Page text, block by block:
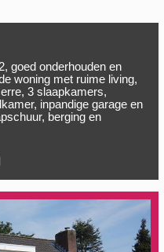
goed onderhouden en
woning met ruime living,
3 slaapkamers,
inpandige garage en
berging en